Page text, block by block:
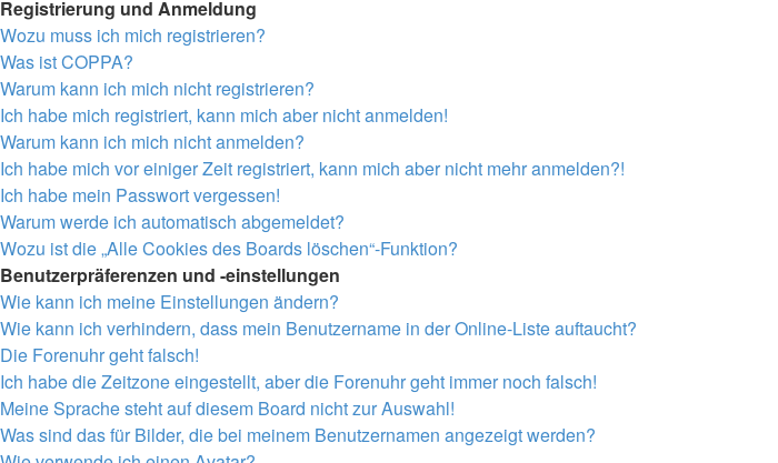
Registrierung und Anmeldung
Wozu muss ich mich registrieren?
Was ist COPPA?
Warum kann ich mich nicht registrieren?
Ich habe mich registriert, kann mich aber nicht anmelden!
Warum kann ich mich nicht anmelden?
Ich habe mich vor einiger Zeit registriert, kann mich aber nicht mehr anmelden?!
Ich habe mein Passwort vergessen!
Warum werde ich automatisch abgemeldet?
Wozu ist die „Alle Cookies des Boards löschen“-Funktion?
Benutzerpräferenzen und -einstellungen
Wie kann ich meine Einstellungen ändern?
Wie kann ich verhindern, dass mein Benutzername in der Online-Liste auftaucht?
Die Forenuhr geht falsch!
Ich habe die Zeitzone eingestellt, aber die Forenuhr geht immer noch falsch!
Meine Sprache steht auf diesem Board nicht zur Auswahl!
Was sind das für Bilder, die bei meinem Benutzernamen angezeigt werden?